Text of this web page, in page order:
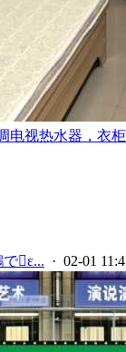
电视热水器，衣
鵬でε... · 02-01